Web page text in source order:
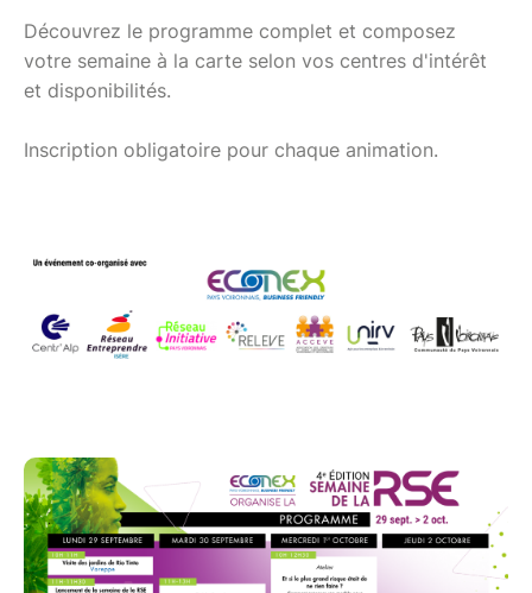
Découvrez le programme complet et composez
votre semaine à la carte selon vos centres d'intérêt
et disponibilités.
Inscription obligatoire pour chaque animation.